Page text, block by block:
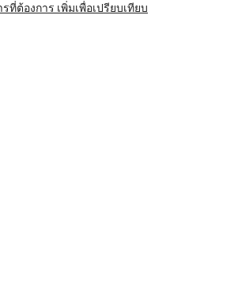
รที่ต้องการ เพิ่มเพื่อเปรียบเทียบ